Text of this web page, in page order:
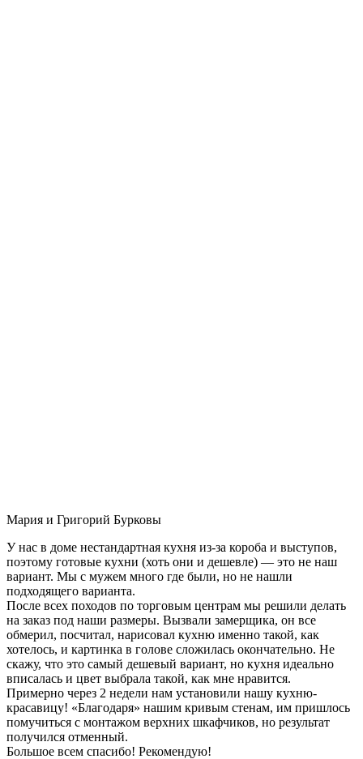
Мария и Григорий Бурковы
У нас в доме нестандартная кухня из-за короба и выступов,
поэтому готовые кухни (хоть они и дешевле) — это не наш
вариант. Мы с мужем много где были, но не нашли
подходящего варианта.
После всех походов по торговым центрам мы решили делать
на заказ под наши размеры. Вызвали замерщика, он все
обмерил, посчитал, нарисовал кухню именно такой, как
хотелось, и картинка в голове сложилась окончательно. Не
скажу, что это самый дешевый вариант, но кухня идеально
вписалась и цвет выбрала такой, как мне нравится.
Примерно через 2 недели нам установили нашу кухню-
красавицу! «Благодаря» нашим кривым стенам, им пришлось
помучиться с монтажом верхних шкафчиков, но результат
получился отменный.
Большое всем спасибо! Рекомендую!